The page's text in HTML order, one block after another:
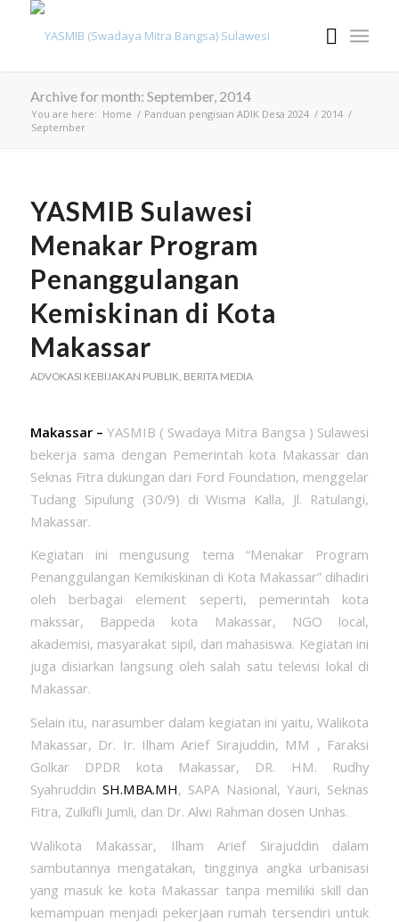
Archive for month: September, 2014
You are here: Home / Panduan pengisian ADIK Desa 2024 / 2014 /
September
YASMIB Sulawesi
Menakar Program
Penanggulangan
Kemiskinan di Kota
Makassar
ADVOKASI KEBIJAKAN PUBLIK, BERITA MEDIA
Makassar – YASMIB ( Swadaya Mitra Bangsa ) Sulawesi
bekerja sama dengan Pemerintah kota Makassar dan
Seknas Fitra dukungan dari Ford Foundation, menggelar
Tudang Sipulung (30/9) di Wisma Kalla, Jl. Ratulangi,
Makassar.
Kegiatan ini mengusung tema “Menakar Program
Penanggulangan Kemikiskinan di Kota Makassar” dihadiri
oleh berbagai element seperti, pemerintah kota
makssar, Bappeda kota Makassar, NGO local,
akademisi, masyarakat sipil, dan mahasiswa. Kegiatan ini
juga disiarkan langsung oleh salah satu televisi lokal di
Makassar.
Selain itu, narasumber dalam kegiatan ini yaitu, Walikota
Makassar, Dr. Ir. Ilham Arief Sirajuddin, MM , Faraksi
Golkar DPDR kota Makassar, DR. HM. Rudhy
Syahruddin SH.MBA.MH, SAPA Nasional, Yauri, Seknas
Fitra, Zulkifli Jumli, dan Dr. Alwi Rahman dosen Unhas.
Walikota Makassar, Ilham Arief Sirajuddin dalam
sambutannya mengatakan, tingginya angka urbanisasi
yang masuk ke kota Makassar tanpa memiliki skill dan
kemampuan menjadi pekerjaan rumah tersendiri untuk